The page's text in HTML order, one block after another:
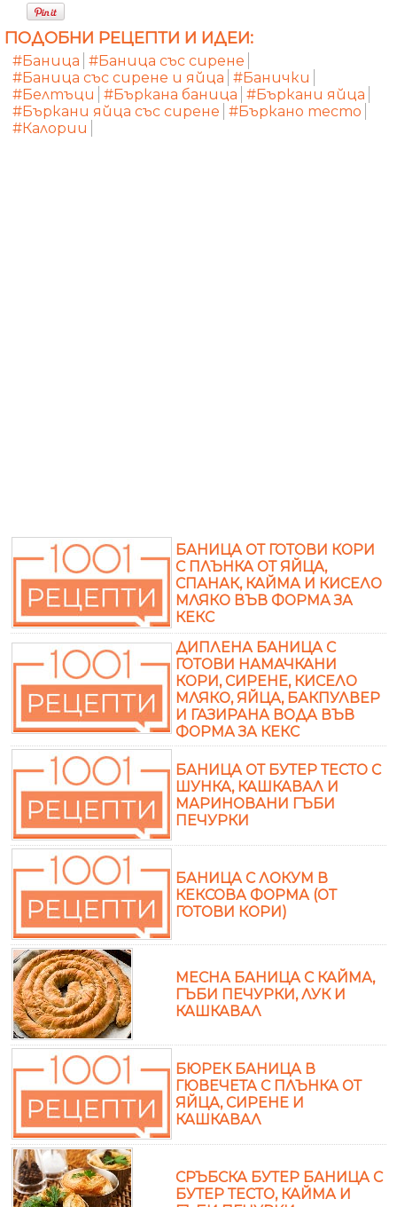
ПОДОБНИ РЕЦЕПТИ И ИДЕИ:
#Баница #Баница със сирене
#Баница със сирене и яйца #Банички
#Белтъци
#Бъркана баница #Бъркани яйца
#Бъркани яйца със сирене #Бъркано тесто
#Калории
БАНИЦА ОТ ГОТОВИ КОРИ
С ПЛЪНКА ОТ ЯЙЦА,
СПАНАК, КАЙМА И КИСЕЛО
МЛЯКО ВЪВ ФОРМА ЗА
КЕКС
ДИПЛЕНА БАНИЦА С
ГОТОВИ НАМАЧКАНИ
КОРИ, СИРЕНЕ, КИСЕЛО
МЛЯКО, ЯЙЦА, БАКПУЛВЕР
И ГАЗИРАНА ВОДА ВЪВ
ФОРМА ЗА КЕКС
БАНИЦА ОТ БУТЕР ТЕСТО С
ШУНКА, КАШКАВАЛ И
МАРИНОВАНИ ГЪБИ
ПЕЧУРКИ
БАНИЦА С ЛОКУМ В
КЕКСОВА ФОРМА (ОТ
ГОТОВИ КОРИ)
МЕСНА БАНИЦА С КАЙМА,
ГЪБИ ПЕЧУРКИ, ЛУК И
КАШКАВАЛ
БЮРЕК БАНИЦА В
ГЮВЕЧЕТА С ПЛЪНКА ОТ
ЯЙЦА, СИРЕНЕ И
КАШКАВАЛ
СРЪБСКА БУТЕР БАНИЦА С
БУТЕР ТЕСТО, КАЙМА И